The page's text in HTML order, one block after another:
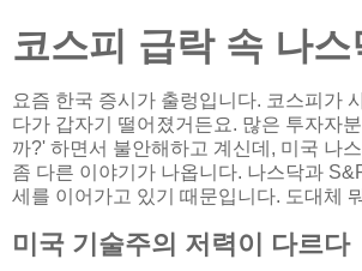
코스피 급락 속 나스
요즘 한국 증시가 출렁입니다. 코스피가
다가 갑자기 떨어졌거든요. 많은 투자자
까?' 하면서 불안해하고 계신데, 미국 나
좀 다른 이야기가 나옵니다. 나스닥과
세를 이어가고 있기 때문입니다. 도대체
미국 기술주의 저력이 다르다